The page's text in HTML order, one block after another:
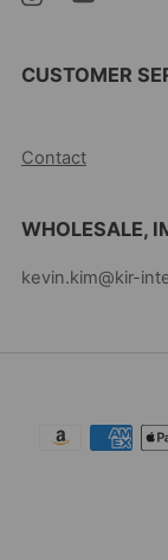
CUSTOMER
Contact
WHOLESALE,
kevin.kim@kir-